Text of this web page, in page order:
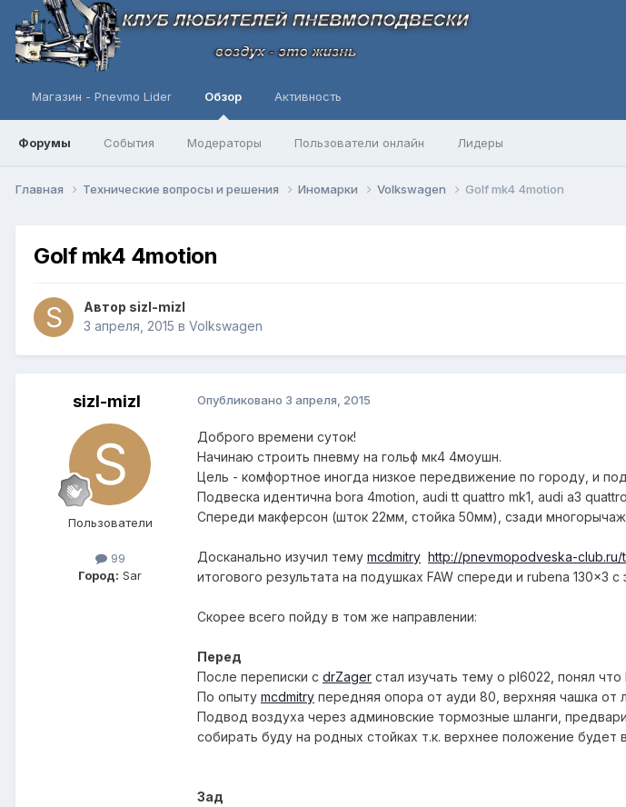
Магазин - Pnevmo Lider Обзор
Форумы События Модераторы Пользователи онлайн Лидеры
Активность
Главная Технические вопросы и решения Иномарки Volkswagen Golf mk4 4motion
Golf mk4 4motion
Автор sizl-mizl
3 апреля, 2015 в Volkswagen
sizl-mizl
Пользователи
99
Город: Sar
Опубликовано 3 апреля, 2015
Доброго времени суток!
Начинаю строить пневму на гольф мк4 4моушн.
Цель - комфортное иногда низкое передвижение по городу, и
Подвеска идентична bora 4motion, audi tt quattro mk1, audi a3
Спереди макферсон (шток 22мм, стойка 50мм), сзади
Досканально изучил тему mcdmitry http://pnevmopodveska-
итогового результата на подушках FAW спереди и rubena 130x3
Скорее всего пойду в том же направлении:
Перед
После переписки с drZager стал изучать тему о pl6022, понял
По опыту mcdmitry передняя опора от ауди 80, верхняя чашка от
Подвод воздуха через админовские тормозные шланги,
собирать буду на родных стойках т.к. верхнее положение
Зад